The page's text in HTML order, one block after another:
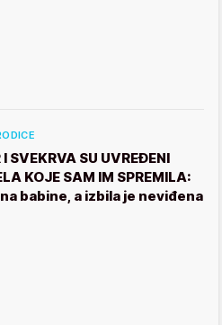
SVEKRVA SU UVREĐENI
KOJE SAM IM SPREMILA:
babine, a izbila je neviđena